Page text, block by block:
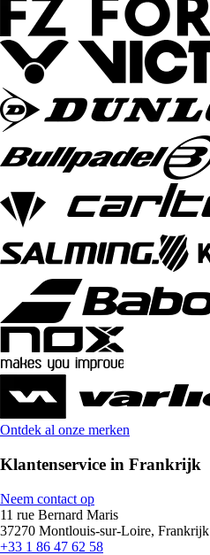
Ontdek al onze merken
Klantenservice in Frankrijk
Neem contact op
11 rue Bernard Maris
37270 Montlouis-sur-Loire, Frankrijk
+33 1 86 47 62 58